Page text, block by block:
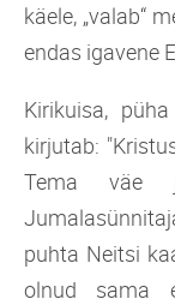
käele, „valab“
endas igavene
Kirikuisa,
kirjutab:
Tema väe
puhta Neitsi
olnud sama